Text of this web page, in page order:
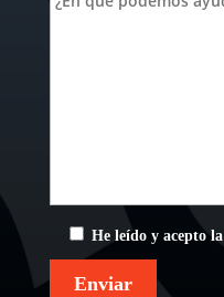
He leído y acepto la